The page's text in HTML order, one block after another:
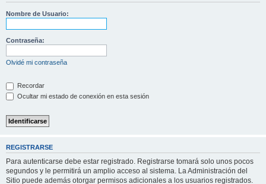
Nombre de Usuario:
Contraseña:
Olvidé mi contraseña
Recordar
Ocultar mi estado de conexión en esta sesión
REGISTRARSE
Para autenticarse debe estar registrado. Registrarse tomará solo unos pocos
segundos y le permitirá un amplio acceso al sistema. La Administración del
Sitio puede además otorgar permisos adicionales a los usuarios registrados.